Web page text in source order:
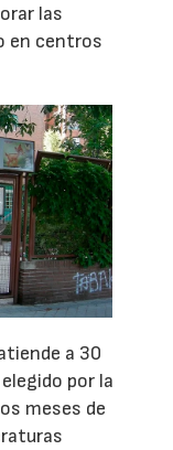
las
en centros
a 30
por la
meses de